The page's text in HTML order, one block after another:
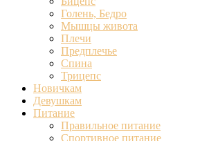
Голень, Бедро
Мышцы живота
Плечи
Предплечье
Спина
Трицепс
Новичкам
Девушкам
Питание
Правильное питание
Спортивное питание